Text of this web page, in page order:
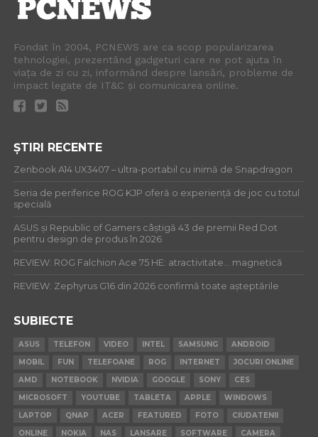
Fondat în 2004, PCNEWS are ca scop popularizarea
tehnologiei, prezentând gadgeturi care ne pot ajuta în
viața de zi cu zi, informând despre lansări, probleme de
impact legate de IT&C și comunicarea online.
ȘTIRI RECENTE
Zenbook A14 UX3407 – ultra-portabil cu inimă de Snapdragon
Seria de periferice ROG KJP oferă o experiență de joc cu totul
specială
ASUS și Republic of Gamers câștigă 43 de premii Red Dot
pentru design de produs în 2026
REVIEW: ROG Falchion Ace 75 HE: atractivitate… magnetică
REVIEW: Zephyrus G16 din 2026 confirmă toate așteptările
SUBIECTE
ASUS TELEFON VIDEO INTEL SAMSUNG
ANDROID
MOBIL
FUN TELEFOANE ROG INTERNET
JOCURI ONLINE
AMD
NOTEBOOK NVIDIA GOOGLE SONY
CES
MICROSOFT
YOUTUBE TABLETA APPLE
WINDOWS
LAPTOP
QNAP ACER FEATURED FOTO
CIUDATENII
ONLINE
NOKIA NAS LANSARE SOFTWARE CAMERA